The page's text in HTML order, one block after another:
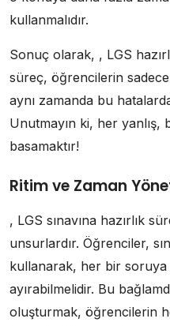
kullanmalıdır.
Sonuç olarak, , LGS
süreç, öğrencilerin
aynı zamanda bu
Unutmayın ki, her yanlış,
basamaktır!
Ritim ve Zaman
, LGS sınavına hazırlık
unsurlardır. Öğrenciler,
kullanarak, her bir
ayırabilmelidir. Bu
oluşturmak, öğrencilerin